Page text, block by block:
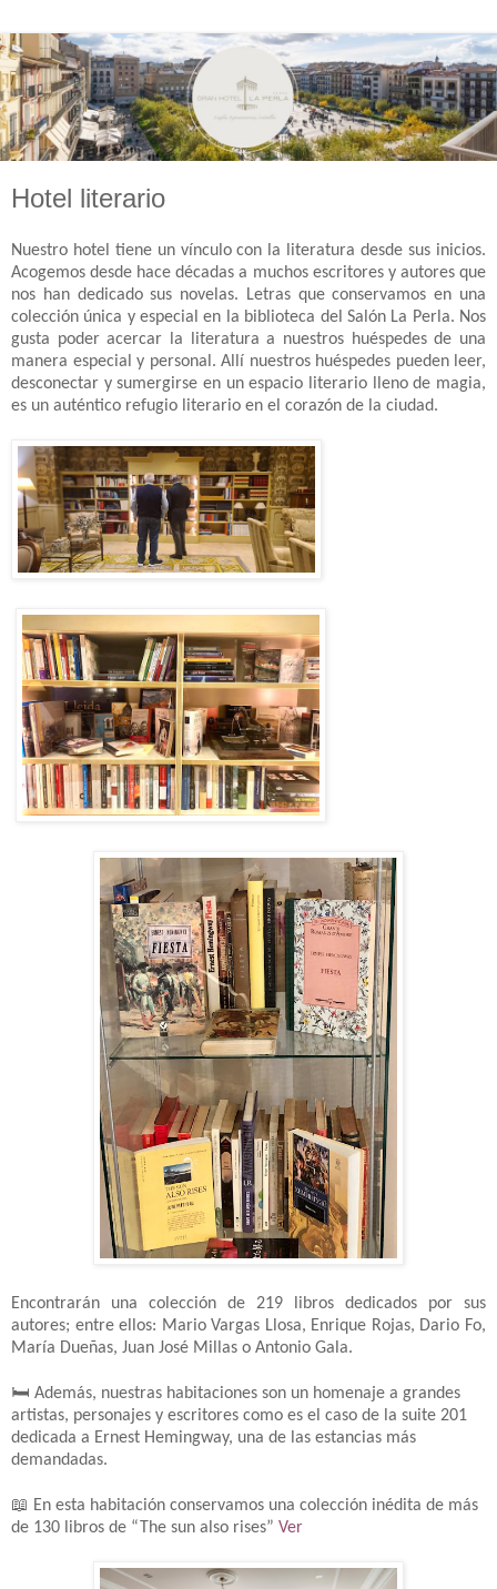
Hotel literario
Nuestro hotel tiene un vínculo con la literatura desde sus inicios.
Acogemos desde hace décadas a muchos escritores y autores que
nos han dedicado sus novelas. Letras que conservamos en una
colección única y especial en la biblioteca del Salón La Perla. Nos
gusta poder acercar la literatura a nuestros huéspedes de una
manera especial y personal. Allí nuestros huéspedes pueden leer,
desconectar y sumergirse en un espacio literario lleno de magia,
es un auténtico refugio literario en el corazón de la ciudad.
Encontrarán una colección de 219 libros dedicados por sus
autores; entre ellos: Mario Vargas Llosa, Enrique Rojas, Dario Fo,
María Dueñas, Juan José Millas o Antonio Gala.
🛏️ Además, nuestras habitaciones son un homenaje a grandes
artistas, personajes y escritores como es el caso de la suite 201
dedicada a Ernest Hemingway, una de las estancias más
demandadas.
📖 En esta habitación conservamos una colección inédita de más
de 130 libros de “The sun also rises” Ver